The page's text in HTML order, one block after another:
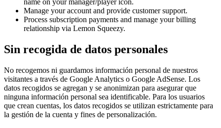
name on your manager/player icon.
Manage your account and provide customer support.
Process subscription payments and manage your billing
relationship via Lemon Squeezy.
Sin recogida de datos personales
No recogemos ni guardamos información personal de nuestros
visitantes a través de Google Analytics o Google AdSense. Los
datos recogidos se agregan y se anonimizan para asegurar que
ninguna información personal sea identificable. Para los usuarios
que crean cuentas, los datos recogidos se utilizan estrictamente para
la gestión de la cuenta y fines de personalización.